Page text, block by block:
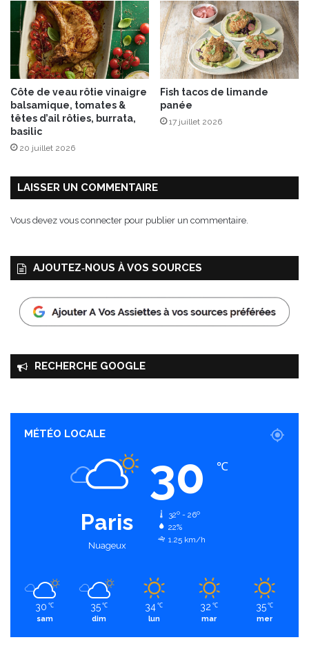
m
p
s
c
u
i
s
i
Côte de veau rôtie vinaigre
balsamique, tomates &
têtes d’ail rôties, burrata,
basilic
20 juillet 2026
Fish tacos de limande
panée
17 juillet 2026
LAISSER UN COMMENTAIRE
Vous devez vous connecter pour publier un commentaire.
AJOUTEZ‑NOUS À VOS SOURCES
RECHERCHE GOOGLE
MÉTÉO LOCALE
Paris
Nuageux
30 ℃
32º - 26º
22%
1.25 km/h
30 ℃
sam
35 ℃
dim
34 ℃
lun
32 ℃
mar
35 ℃
mer